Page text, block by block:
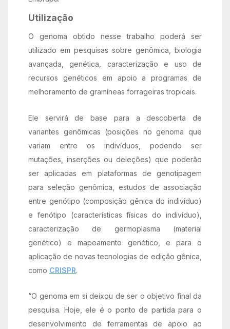
Utilização
O genoma obtido nesse trabalho poderá ser
utilizado em pesquisas sobre genômica, biologia
avançada, genética, caracterização e uso de
recursos genéticos em apoio a programas de
melhoramento de gramíneas forrageiras tropicais.
Ele servirá de base para a descoberta de
variantes genômicas (posições no genoma que
variam entre os indivíduos, podendo ser
mutações, inserções ou deleções) que poderão
ser aplicadas em plataformas de genotipagem
para seleção genômica, estudos de associação
entre genótipo (composição gênica do indivíduo)
e fenótipo (características físicas do indivíduo),
caracterização de germoplasma (material
genético) e mapeamento genético, e para o
aplicação de novas tecnologias de edição gênica,
como CRISPR.
“O genoma em si deixou de ser o objetivo final da
pesquisa. Hoje, ele é o ponto de partida para o
desenvolvimento de ferramentas de apoio ao